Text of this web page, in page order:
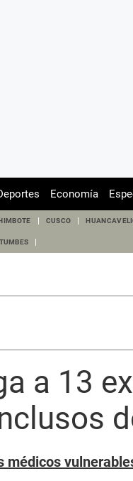
Economía
CUSCO
TUMBES
a 13
médicos